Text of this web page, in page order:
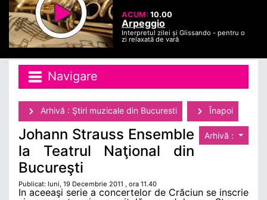
ACUM:10.00
Arpeggio
Interpretul zilei și Glissando - pentru o
zi relaxată de vară
Navigare
Arhivă : Ştiri muzicale din Bucuresti Înapoi
Arhivă :
Johann Strauss Ensemble
la Teatrul Naţional din
Bucureşti
Publicat: luni, 19 Decembrie 2011 , ora 11.40
In aceeaşi serie a concertelor de Crăciun se inscrie